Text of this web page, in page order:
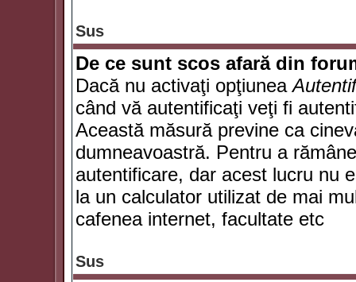
Sus
De ce sunt scos afară din
Dacă nu activaţi opţiunea
când vă autentificaţi veţi fi
Această măsură previne ca
dumneavoastră. Pentru a
autentificare, dar acest lucru nu
la un calculator utilizat de mai
cafenea internet, facultate etc
Sus